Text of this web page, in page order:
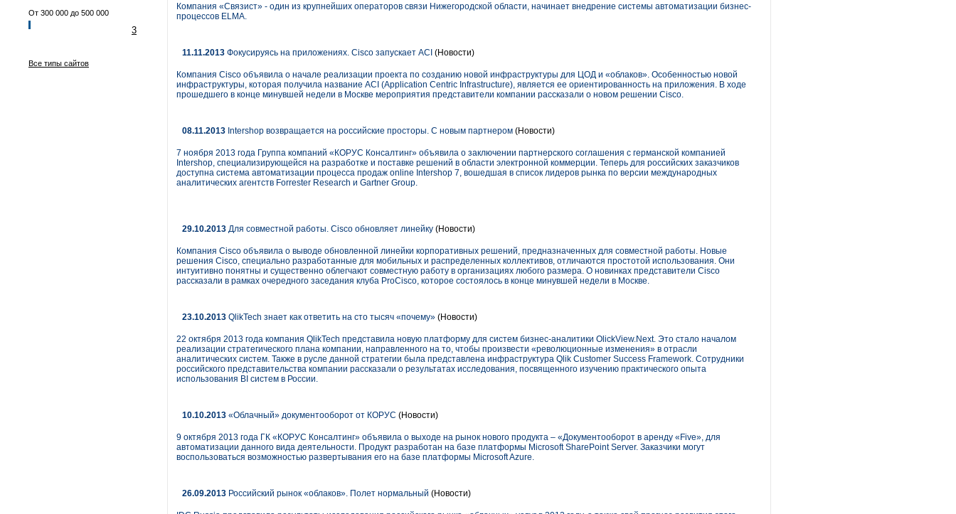
От 300 000 до 500 000
3
Все типы сайтов
Компания «Связист» - один из крупнейших операторов связи Нижегородской области, начинает внедрение системы автоматизации бизнес-
процессов ELMA.
11.11.2013 Фокусируясь на приложениях. Cisco запускает ACI (Новости)
Компания Cisco объявила о начале реализации проекта по созданию новой инфраструктуры для ЦОД и «облаков». Особенностью новой
инфраструктуры, которая получила название ACI (Application Centric Infrastructure), является ее ориентированность на приложения. В ходе
прошедшего в конце минувшей недели в Москве мероприятия представители компании рассказали о новом решении Cisco.
08.11.2013 Intershop возвращается на российские просторы. С новым партнером (Новости)
7 ноября 2013 года Группа компаний «КОРУС Консалтинг» объявила о заключении партнерского соглашения с германской компанией
Intershop, специализирующейся на разработке и поставке решений в области электронной коммерции. Теперь для российских заказчиков
доступна система автоматизации процесса продаж online Intershop 7, вошедшая в список лидеров рынка по версии международных
аналитических агентств Forrester Research и Gartner Group.
29.10.2013 Для совместной работы. Cisco обновляет линейку (Новости)
Компания Cisco объявила о выводе обновленной линейки корпоративных решений, предназначенных для совместной работы. Новые
решения Cisco, специально разработанные для мобильных и распределенных коллективов, отличаются простотой использования. Они
интуитивно понятны и существенно облегчают совместную работу в организациях любого размера. О новинках представители Cisco
рассказали в рамках очередного заседания клуба ProCisco, которое состоялось в конце минувшей недели в Москве.
23.10.2013 QlikTech знает как ответить на сто тысяч «почему» (Новости)
22 октября 2013 года компания QlikTech представила новую платформу для систем бизнес-аналитики OlickView.Next. Это стало началом
реализации стратегического плана компании, направленного на то, чтобы произвести «революционные изменения» в отрасли
аналитических систем. Также в русле данной стратегии была представлена инфраструктура Qlik Customer Success Framework. Сотрудники
российского представительства компании рассказали о результатах исследования, посвященного изучению практического опыта
использования BI систем в России.
10.10.2013 «Облачный» документооборот от КОРУС (Новости)
9 октября 2013 года ГК «КОРУС Консалтинг» объявила о выходе на рынок нового продукта – «Документооборот в аренду «Five», для
автоматизации данного вида деятельности. Продукт разработан на базе платформы Microsoft SharePoint Server. Заказчики могут
воспользоваться возможностью развертывания его на базе платформы Microsoft Azure.
26.09.2013 Российский рынок «облаков». Полет нормальный (Новости)